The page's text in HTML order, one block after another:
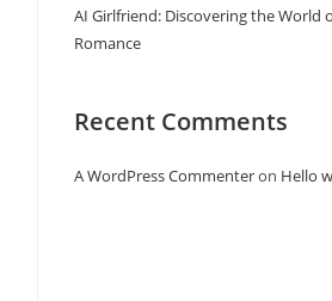
AI Girlfriend: Discovering the World
Romance
Recent Comments
A WordPress Commenteron Hello